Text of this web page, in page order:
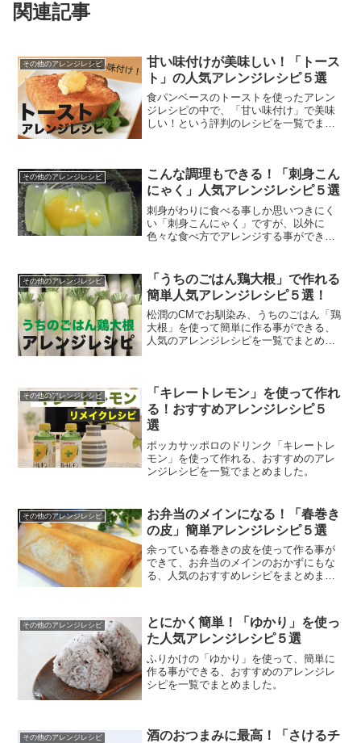
関連記事
その他のアレンジレシピ
甘い味付けが美味しい！「トース
ト」の人気アレンジレシピ５選
食パンベースのトーストを使ったアレン
ジレシピの中で、「甘い味付け」で美味
しい！という評判のレシピを一覧でまと
その他のアレンジレシピ
こんな調理もできる！「刺身こん
にゃく」人気アレンジレシピ５選
刺身がわりに食べる事しか思いつきにく
い「刺身こんにゃく」ですが、以外に
色々な食べ方でアレンジする事ができま
その他のアレンジレシピ
「うちのごはん鶏大根」で作れる
簡単人気アレンジレシピ５選！
松潤のCMでお馴染み、うちのごはん「鶏
大根」を使って簡単に作る事ができる、
人気のアレンジレシピを一覧でまとめま
その他のアレンジレシピ
「キレートレモン」を使って作れ
る！おすすめアレンジレシピ５
選
ポッカサッポロのドリンク「キレートレ
モン」を使って作れる、おすすめのアレ
ンジレシピを一覧でまとめました。
その他のアレンジレシピ
お弁当のメインになる！「春巻き
の皮」簡単アレンジレシピ５選
余っている春巻きの皮を使って作る事が
できて、お弁当のメインのおかずにもな
る、人気のおすすめレシピをまとめまし
その他のアレンジレシピ
とにかく簡単！「ゆかり」を使っ
た人気アレンジレシピ５選
ふりかけの「ゆかり」を使って、簡単に
作る事ができる、おすすめのアレンジレ
シピを一覧でまとめました。
その他のアレンジレシピ
酒のおつまみに最高！「さけるチ